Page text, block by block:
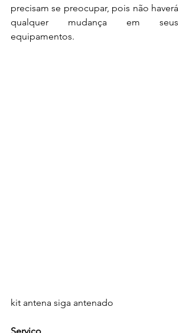
precisam se preocupar, pois não haverá
qualquer mudança em seus
equipamentos.
kit antena siga antenado
Serviço